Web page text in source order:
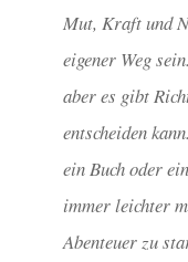
Mut, Kraft und
eigener Weg
aber es gibt
entscheiden
ein Buch oder
immer leichter
Abenteuer zu